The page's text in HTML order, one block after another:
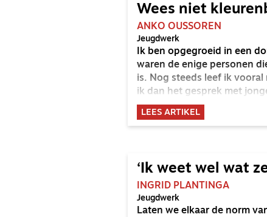
Wees niet
ANKO OUSSOREN
Jeugdwerk
Ik ben opgegroeid in een
waren de enige personen
is. Nog steeds leef ik
ik dan het gesprek met
LEES ARTIKEL
‘Ik weet wel wat
INGRID PLANTINGA
Jeugdwerk
Laten we elkaar de norm